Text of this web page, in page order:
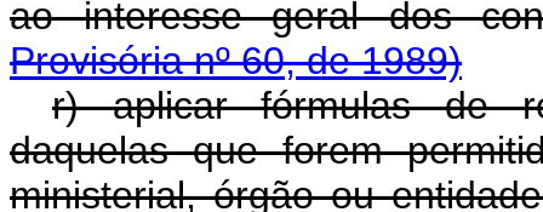
ao interesse geral dos
Provisória nº 60, de 1989)
r) aplicar fórmulas de
daquelas que forem
ministerial, órgão ou